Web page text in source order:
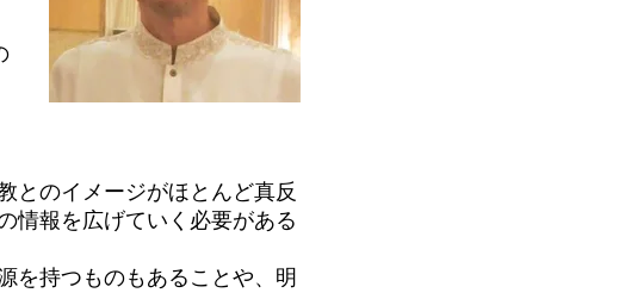
とのイメージがほとんど真反
情報を広げていく必要がある
を持つものもあることや、明